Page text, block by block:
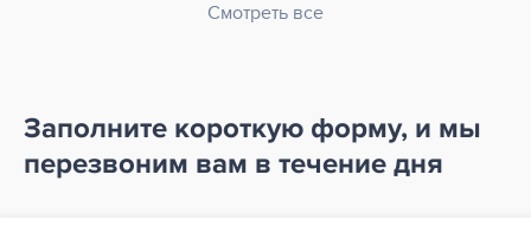
Смотреть все
Заполните короткую форму, и мы
перезвоним вам в течение дня